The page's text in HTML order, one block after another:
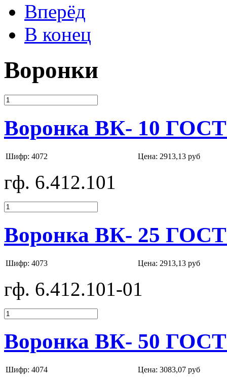
Вперёд
В конец
Воронки
Воронка ВК- 10 ГОСТ
Шифр: 4072 Цена: 2913,13 руб
гф. 6.412.101
Воронка ВК- 25 ГОСТ
Шифр: 4073 Цена: 2913,13 руб
гф. 6.412.101-01
Воронка ВК- 50 ГОСТ
Шифр: 4074 Цена: 3083,07 руб